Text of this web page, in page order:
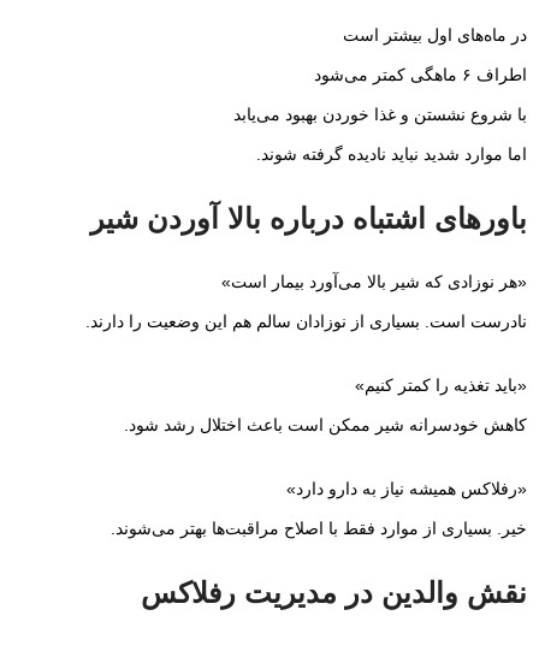
در ماه‌های اول بیشتر است
اطراف ۶ ماهگی کمتر می‌شود
با شروع نشستن و غذا خوردن بهبود می‌یابد
اما موارد شدید نباید نادیده گرفته شوند.
باورهای اشتباه درباره بالا آوردن شیر
«هر نوزادی که شیر بالا می‌آورد بیمار است»
نادرست است. بسیاری از نوزادان سالم هم این وضعیت را دارند.
«باید تغذیه را کمتر کنیم»
کاهش خودسرانه شیر ممکن است باعث اختلال رشد شود.
«رفلاکس همیشه نیاز به دارو دارد»
خیر. بسیاری از موارد فقط با اصلاح مراقبت‌ها بهتر می‌شوند.
نقش والدین در مدیریت رفلاکس